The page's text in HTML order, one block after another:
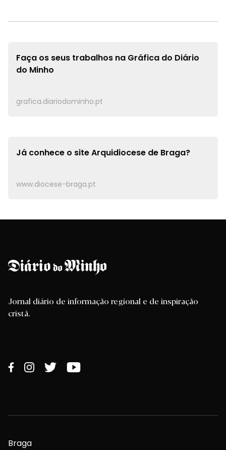
Faça os seus trabalhos na Gráfica do Diário
do Minho
grafica.diariodominho.pt
Já conhece o siteArquidiocese de Braga?
www.diocese-braga.pt
Jornal diário de informação regional e de inspiração
cristã.
Braga